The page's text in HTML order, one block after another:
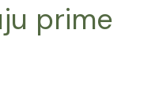
prime